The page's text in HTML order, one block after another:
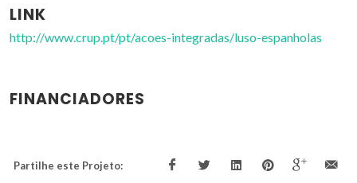
LINK
http://www.crup.pt/pt/acoes-integradas/luso-espanholas
FINANCIADORES
Partilhe este Projeto: